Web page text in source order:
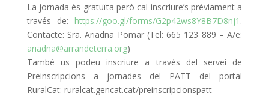
La jornada és gratuïta però cal inscriure’s prèviament a
través de: https://goo.gl/forms/G2p42ws8Y8B7D8nj1 .
Contacte: Sra. Ariadna Pomar (Tel: 665 123 889 – A/e:
ariadna@arrandeterra.org)
També us podeu inscriure a través del servei de
Preinscripcions a jornades del PATT del portal
RuralCat: ruralcat.gencat.cat/preinscripcionspatt